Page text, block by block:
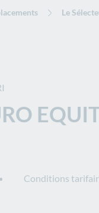
Le
Conditions